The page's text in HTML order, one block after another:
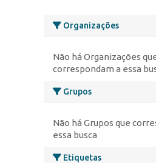
Organizações
Não há Organizações
correspondam a essa
Grupos
Não há Grupos que
essa busca
Etiquetas